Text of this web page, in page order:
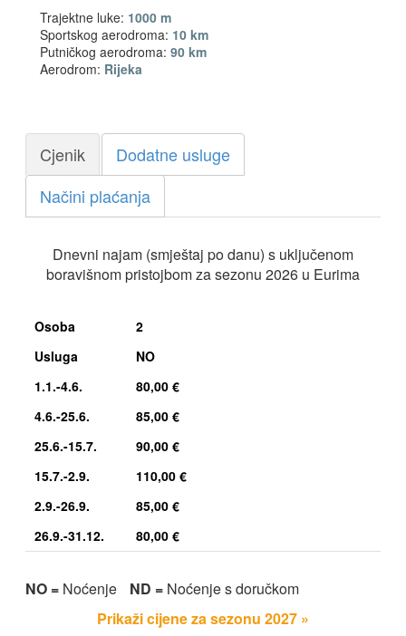
Trajektne luke: 1000 m
Sportskog aerodroma: 10 km
Putničkog aerodroma: 90 km
Aerodrom: Rijeka
Cjenik
Dodatne usluge
Načini plaćanja
Dnevni najam (smještaj po danu) s uključenom
boravišnom pristojbom za sezonu 2026 u Eurima
Osoba
2
Usluga
NO
1.1.-4.6.
80,00 €
4.6.-25.6.
85,00 €
25.6.-15.7.
90,00 €
15.7.-2.9.
110,00 €
2.9.-26.9.
85,00 €
26.9.-31.12.
80,00 €
NO = Noćenje ND = Noćenje s doručkom
Prikaži cijene za sezonu 2027 »